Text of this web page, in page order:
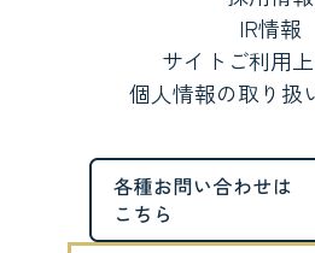
IR情報
サイトご利用
個人情報の取り扱